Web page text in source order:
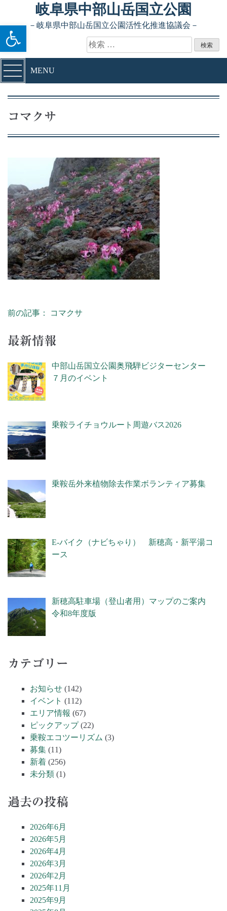
ツールバーを開く
Skip to content岐阜県中部山岳国立公園
－岐阜県中部山岳国立公園活性化推進協議会－
検索:
MENU
コマクサ
投稿ナビゲーション
前の記事： コマクサ
最新情報
中部山岳国立公園奥飛騨ビジターセンター
７月のイベント
乗鞍ライチョウルート周遊バス2026
乗鞍岳外来植物除去作業ボランティア募集
E-バイク（ナビちゃり） 新穂高・新平湯コ
ース
新穂高駐車場（登山者用）マップのご案内
令和8年度版
カテゴリー
お知らせ (142)
イベント (112)
エリア情報 (67)
ピックアップ(22)
乗鞍エコツーリズム (3)
募集 (11)
新着 (256)
未分類 (1)
過去の投稿
2026年6月
2026年5月
2026年4月
2026年3月
2026年2月
2025年11月
2025年9月